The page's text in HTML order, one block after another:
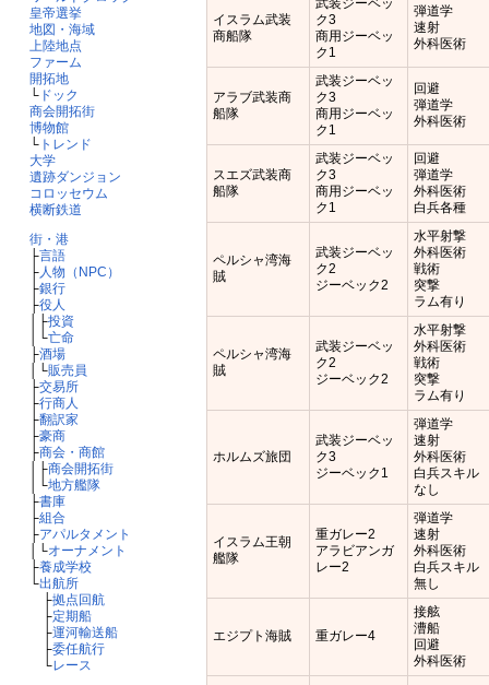
皇帝選挙
地図・海域
上陸地点
ファーム
開拓地
└ドック
商会開拓街
博物館
└トレンド
大学
遺跡ダンジョン
コロッセウム
横断鉄道
街・港
├言語
├人物（NPC）
├銀行
├役人
│├投資
│└亡命
├酒場
│└販売員
├交易所
├行商人
├翻訳家
├豪商
├商会・商館
│├商会開拓街
│└地方艦隊
├書庫
├組合
├アパルタメント
│└オーナメント
├養成学校
└出航所
├拠点回航
├定期船
├運河輸送船
├委任航行
└レース
イスラム武装
商船隊
武装ジーベッ
ク3
商用ジーベッ
ク1
弾道学
速射
外科医術
アラブ武装商
船隊
武装ジーベッ
ク3
商用ジーベッ
ク1
回避
弾道学
外科医術
スエズ武装商
船隊
武装ジーベッ
ク3
商用ジーベッ
ク1
回避
弾道学
外科医術
白兵各種
ペルシャ湾海
賊
武装ジーベッ
ク2
ジーベック2
水平射撃
外科医術
戦術
突撃
ラム有り
ペルシャ湾海
賊
武装ジーベッ
ク2
ジーベック2
水平射撃
外科医術
戦術
突撃
ラム有り
ホルムズ旅団
武装ジーベッ
ク3
ジーベック1
弾道学
速射
外科医術
白兵スキル
なし
イスラム王朝
艦隊
重ガレー2
アラビアンガ
レー2
弾道学
速射
外科医術
白兵スキル
無し
エジプト海賊 重ガレー4
接舷
漕船
回避
外科医術